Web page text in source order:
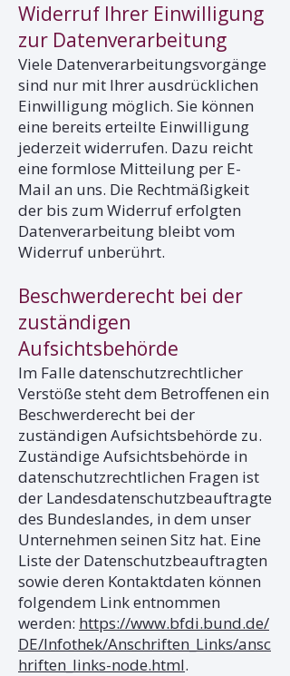
Widerruf Ihrer Einwilligung
zur Datenverarbeitung
Viele Datenverarbeitungsvorgänge
sind nur mit Ihrer ausdrücklichen
Einwilligung möglich. Sie können
eine bereits erteilte Einwilligung
jederzeit widerrufen. Dazu reicht
eine formlose Mitteilung per E-
Mail an uns. Die Rechtmäßigkeit
der bis zum Widerruf erfolgten
Datenverarbeitung bleibt vom
Widerruf unberührt.
Beschwerderecht bei der
zuständigen
Aufsichtsbehörde
Im Falle datenschutzrechtlicher
Verstöße steht dem Betroffenen ein
Beschwerderecht bei der
zuständigen Aufsichtsbehörde zu.
Zuständige Aufsichtsbehörde in
datenschutzrechtlichen Fragen ist
der Landesdatenschutzbeauftragte
des Bundeslandes, in dem unser
Unternehmen seinen Sitz hat. Eine
Liste der Datenschutzbeauftragten
sowie deren Kontaktdaten können
folgendem Link entnommen
werden: https://www.bfdi.bund.de/
DE/Infothek/Anschriften_Links/ansc
hriften_links-node.html.